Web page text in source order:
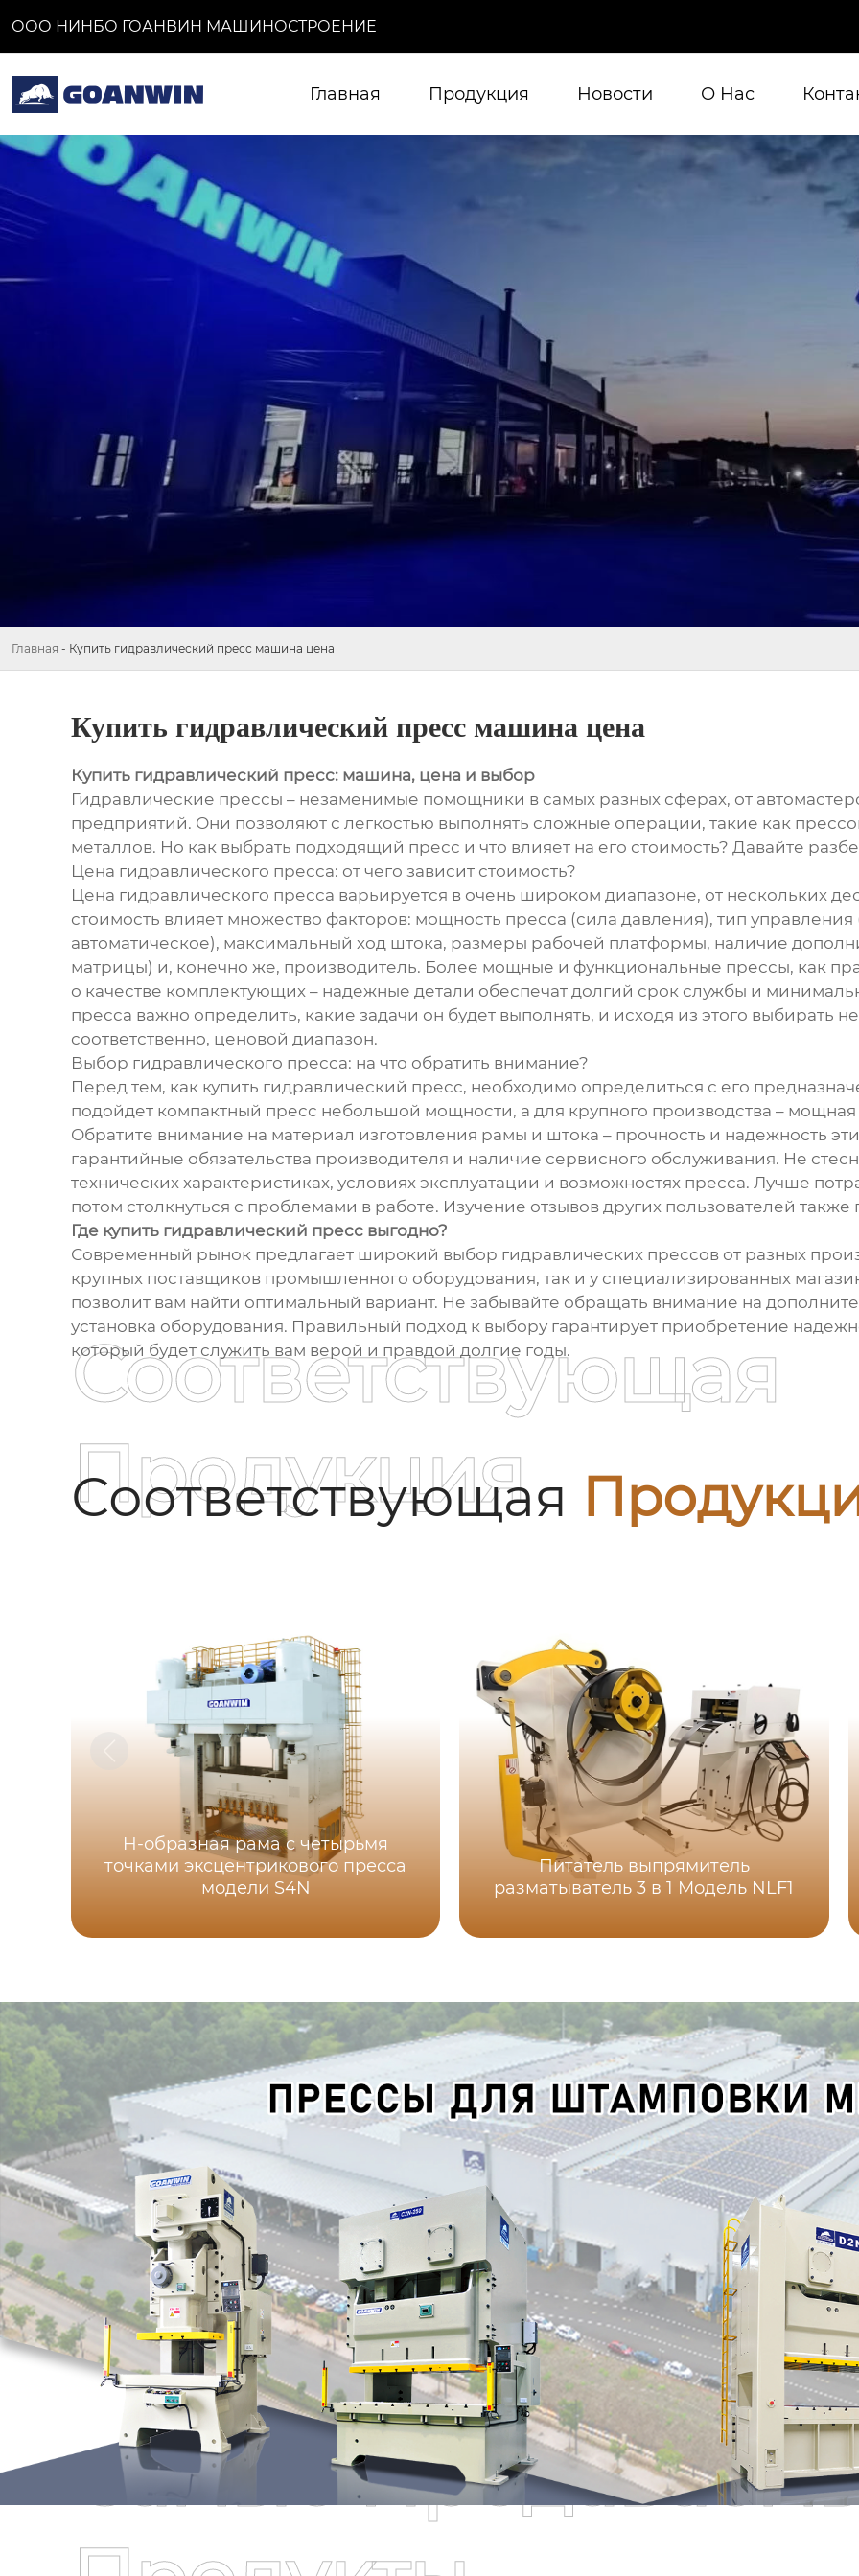
ООО НИНБО ГОАНВИН МАШИНОСТРОЕНИЕ
Главная Продукция Новости О Нас
Главная - Купить гидравлический пресс машина цена
Купить гидравлический пресс машина цена
Купить гидравлический пресс: машина, цена и выбор
Гидравлические прессы – незаменимые помощники в самых разных сферах, от
предприятий. Они позволяют с легкостью выполнять сложные операции, такие как
металлов. Но как выбрать подходящий пресс и что влияет на его стоимость? Давайте
Цена гидравлического пресса: от чего зависит стоимость?
Цена гидравлического пресса варьируется в очень широком диапазоне, от нескольких
стоимость влияет множество факторов: мощность пресса (сила давления), тип управления
автоматическое), максимальный ход штока, размеры рабочей платформы, наличие
матрицы) и, конечно же, производитель. Более мощные и функциональные прессы, как
о качестве комплектующих – надежные детали обеспечат долгий срок службы и
пресса важно определить, какие задачи он будет выполнять, и исходя из этого выбирать
соответственно, ценовой диапазон.
Выбор гидравлического пресса: на что обратить внимание?
Перед тем, как купить гидравлический пресс, необходимо определиться с его
подойдет компактный пресс небольшой мощности, а для крупного производства –
Обратите внимание на материал изготовления рамы и штока – прочность и надежность
гарантийные обязательства производителя и наличие сервисного обслуживания. Не
технических характеристиках, условиях эксплуатации и возможностях пресса. Лучше
потом столкнуться с проблемами в работе. Изучение отзывов других пользователей
Где купить гидравлический пресс выгодно?
Современный рынок предлагает широкий выбор гидравлических прессов от разных
крупных поставщиков промышленного оборудования, так и у специализированных
позволит вам найти оптимальный вариант. Не забывайте обращать внимание на
установка оборудования. Правильный подход к выбору гарантирует приобретение
который будет служить вам верой и правдой долгие годы.
Соответствующая
Соответствующая
Продукция
H-образная рама с четырьмя
точками эксцентрикового пресса
модели S4N
Питатель выпрямитель
разматыватель 3 в 1 Модель NLF1
Самые